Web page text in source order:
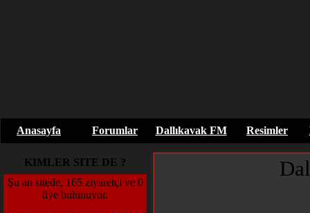
Anasayfa Forumlar Dallıkavak FM Resimler
KIMLER SITE DE ?
Şu an sitede, 165 ziyaretçi ve 0
üye bulunuyor.